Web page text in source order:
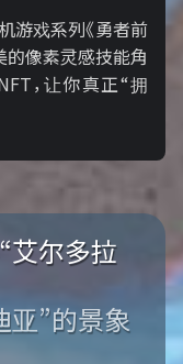
游戏系列《勇者前
的像素灵感技能角
，让你真正“拥
尔多拉
亚”的景象